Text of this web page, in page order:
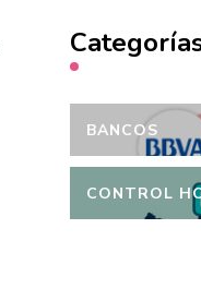
BANCOS
CONTROL